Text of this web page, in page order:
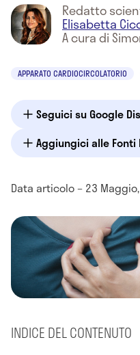
Redatto
Elisabetta
A cura di
APPARATO CARDIOCIRCOLATORIO
Seguici su Google
Aggiungici alle
Data articolo – 23
INDICE DEL CONTENUTO